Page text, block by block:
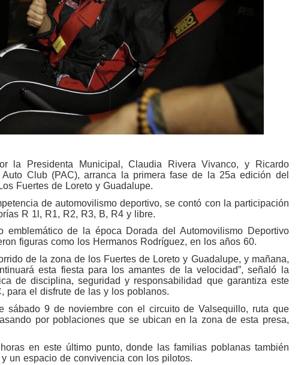
la Presidenta Municipal, Claudia Rivera Vivanco, y Ricardo
Club (PAC), arranca la primera fase de la 25a edición del
Fuertes de Loreto y Guadalupe.
de automovilismo deportivo, se contó con la participación
R 1l, R1, R2, R3, B, R4 y libre.
de la época Dorada del Automovilismo Deportivo
figuras como los Hermanos Rodríguez, en los años 60.
de la zona de los Fuertes de Loreto y Guadalupe, y mañana,
esta fiesta para los amantes de la velocidad”, señaló la
de disciplina, seguridad y responsabilidad que garantiza este
para el disfrute de las y los poblanos.
sábado 9 de noviembre con el circuito de Valsequillo, ruta que
por poblaciones que se ubican en la zona de esta presa,
en este último punto, donde las familias poblanas también
un espacio de convivencia con los pilotos.